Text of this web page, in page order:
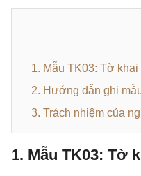
1. Mẫu TK03: Tờ
2. Hướng dẫn ghi
3. Trách nhiệm của
1. Mẫu TK03: Tờ